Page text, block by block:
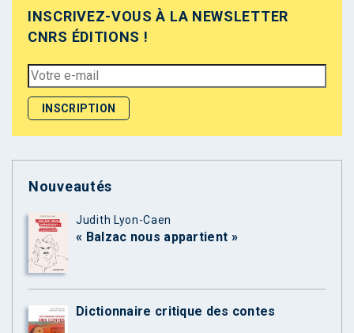
INSCRIVEZ-VOUS À LA NEWSLETTER
CNRS ÉDITIONS !
Nouveautés
Judith Lyon-Caen
« Balzac nous appartient »
Dictionnaire critique des contes